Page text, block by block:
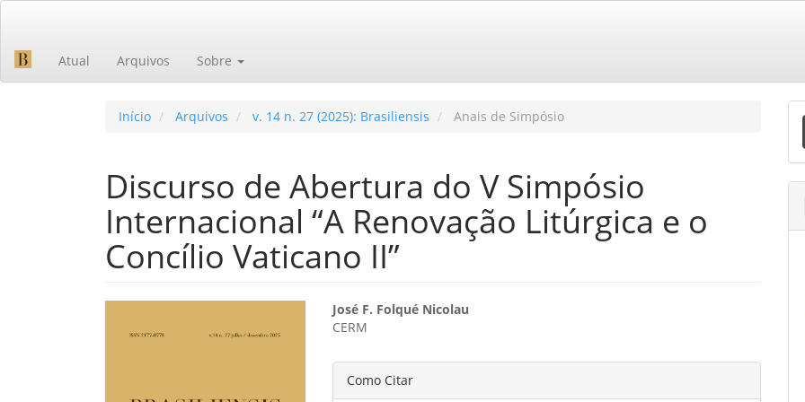
principal
Barra
Atual Arquivos Sobre
Início Arquivos v. 14 n. 27 (2025): Brasiliensis Anais de Simpósio
Discurso de Abertura do V Simpósio
Internacional “A Renovação Litúrgica e o
Concílio Vaticano II”
lateral
Conteúdo
do
artigo
José F. Folqué Nicolau
CERM
Detalhes
Como Citar